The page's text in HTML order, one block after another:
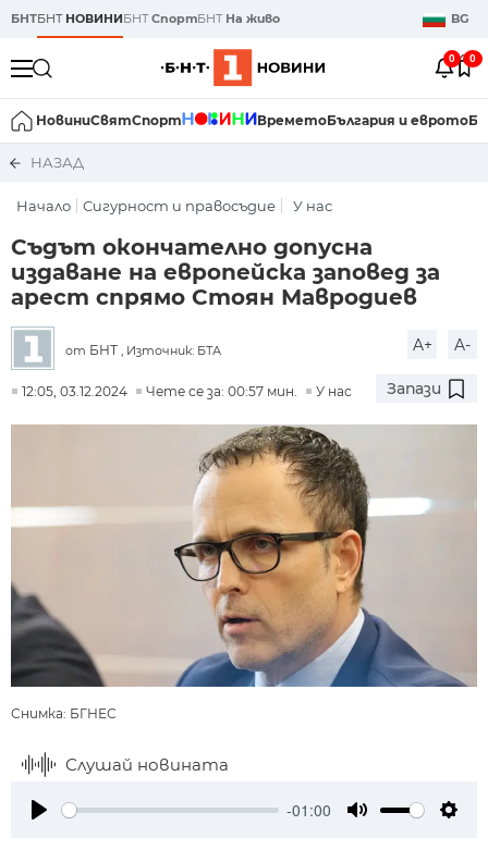
БНТБНТ НОВИНИБНТСпортБНТ На живо BG
0 0
НовиниСвятСпорт ВреметоБългария и еврото
НАЗАД
Начало Сигурност и правосъдие У нас
Съдът окончателно допусна
издаване на европейска заповед за
арест спрямо Стоян Мавродиев
от БНТ , Източник: БТА A+ A-
12:05, 03.12.2024 Чете се за: 00:57 мин. У нас Запази
Снимка: БГНЕС
Слушай новината
-01:00